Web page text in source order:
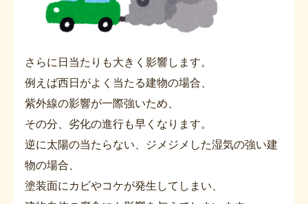
さらに日当たりも大きく影響します。
例えば西日がよく当たる建物の場合、
紫外線の影響が一際強いため、
その分、劣化の進行も早くなります。
逆に太陽の当たらない、ジメジメした湿気の強い建
物の場合、
塗装面にカビやコケが発生してしまい、